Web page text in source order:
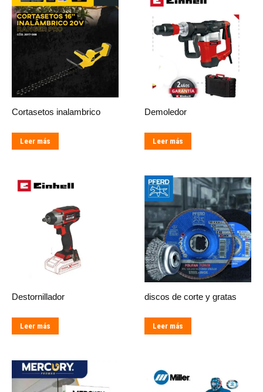
Cortasetos inalambrico
Leer más
Demoledor
Leer más
Destornillador
Leer más
discos de corte y gratas
Leer más